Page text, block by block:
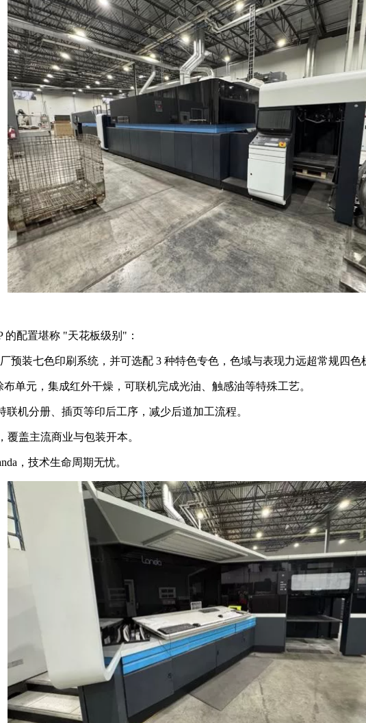
的配置堪称 "天花板级别"：
预装七色印刷系统，并可选配 3 种特色专色，色域与表现力远超常规四色
单元，集成红外干燥，可联机完成光油、触感油等特殊工艺。
机分册、插页等印后工序，减少后道加工流程。
覆盖主流商业与包装开本。
，技术生命周期无忧。